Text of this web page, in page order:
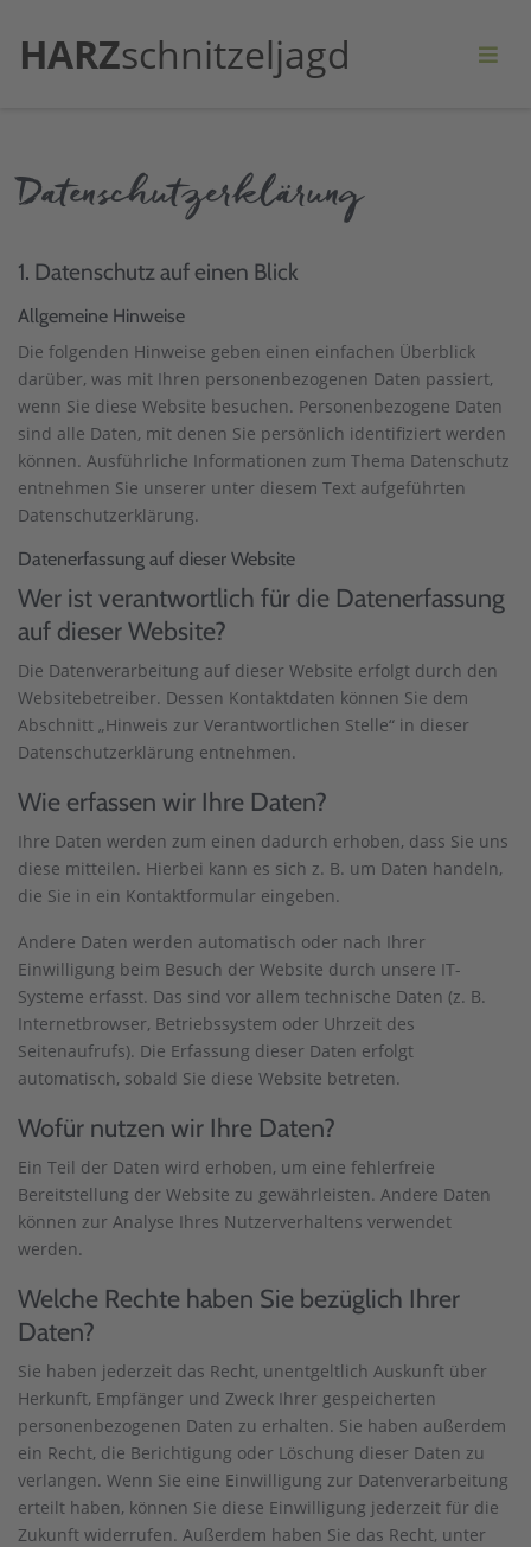
HARZschnitzeljagd
Datenschutz­erklärung
1. Datenschutz auf einen Blick
Allgemeine Hinweise
Die folgenden Hinweise geben einen einfachen Überblick
darüber, was mit Ihren personenbezogenen Daten passiert,
wenn Sie diese Website besuchen. Personenbezogene Daten
sind alle Daten, mit denen Sie persönlich identifiziert werden
können. Ausführliche Informationen zum Thema Datenschutz
entnehmen Sie unserer unter diesem Text aufgeführten
Datenschutzerklärung.
Datenerfassung auf dieser Website
Wer ist verantwortlich für die Datenerfassung
auf dieser Website?
Die Datenverarbeitung auf dieser Website erfolgt durch den
Websitebetreiber. Dessen Kontaktdaten können Sie dem
Abschnitt „Hinweis zur Verantwortlichen Stelle“ in dieser
Datenschutzerklärung entnehmen.
Wie erfassen wir Ihre Daten?
Ihre Daten werden zum einen dadurch erhoben, dass Sie uns
diese mitteilen. Hierbei kann es sich z. B. um Daten handeln,
die Sie in ein Kontaktformular eingeben.
Andere Daten werden automatisch oder nach Ihrer
Einwilligung beim Besuch der Website durch unsere IT-
Systeme erfasst. Das sind vor allem technische Daten (z. B.
Internetbrowser, Betriebssystem oder Uhrzeit des
Seitenaufrufs). Die Erfassung dieser Daten erfolgt
automatisch, sobald Sie diese Website betreten.
Wofür nutzen wir Ihre Daten?
Ein Teil der Daten wird erhoben, um eine fehlerfreie
Bereitstellung der Website zu gewährleisten. Andere Daten
können zur Analyse Ihres Nutzerverhaltens verwendet
werden.
Welche Rechte haben Sie bezüglich Ihrer
Daten?
Sie haben jederzeit das Recht, unentgeltlich Auskunft über
Herkunft, Empfänger und Zweck Ihrer gespeicherten
personenbezogenen Daten zu erhalten. Sie haben außerdem
ein Recht, die Berichtigung oder Löschung dieser Daten zu
verlangen. Wenn Sie eine Einwilligung zur Datenverarbeitung
erteilt haben, können Sie diese Einwilligung jederzeit für die
Zukunft widerrufen. Außerdem haben Sie das Recht, unter